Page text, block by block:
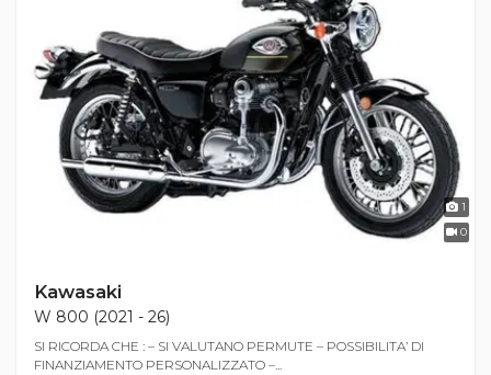
1
0
Kawasaki
W 800 (2021 - 26)
SI RICORDA CHE : – SI VALUTANO PERMUTE – POSSIBILITA’ DI
FINANZIAMENTO PERSONALIZZATO –...